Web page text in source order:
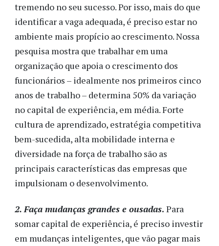
tremendo no seu sucesso. Por isso, mais do que
identificar a vaga adequada, é preciso estar no
ambiente mais propício ao crescimento. Nossa
pesquisa mostra que trabalhar em uma
organização que apoia o crescimento dos
funcionários – idealmente nos primeiros cinco
anos de trabalho – determina 50% da variação
no capital de experiência, em média. Forte
cultura de aprendizado, estratégia competitiva
bem-sucedida, alta mobilidade interna e
diversidade na força de trabalho são as
principais características das empresas que
impulsionam o desenvolvimento.
2. Faça mudanças grandes e ousadas. Para
somar capital de experiência, é preciso investir
em mudanças inteligentes, que vão pagar mais